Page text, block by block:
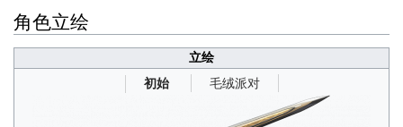
角色立绘
立绘
初始 毛绒派对